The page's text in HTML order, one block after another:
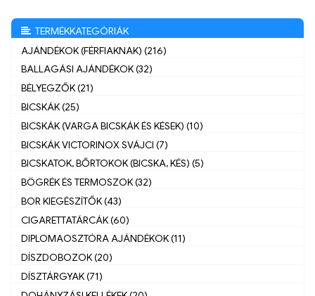
TERMÉKKATEGÓRIÁK
AJÁNDÉKOK (FÉRFIAKNAK) (216)
BALLAGÁSI AJÁNDÉKOK (32)
BÉLYEGZŐK (21)
BICSKÁK (25)
BICSKÁK (VARGA BICSKÁK ÉS KÉSEK) (10)
BICSKÁK VICTORINOX SVÁJCI (7)
BICSKATOK, BŐRTOKOK (BICSKA, KÉS) (5)
BÖGRÉK ÉS TERMOSZOK (32)
BOR KIEGÉSZÍTŐK (43)
CIGARETTATÁRCÁK (60)
DIPLOMAOSZTÓRA AJÁNDÉKOK (11)
DÍSZDOBOZOK (20)
DÍSZTÁRGYAK (71)